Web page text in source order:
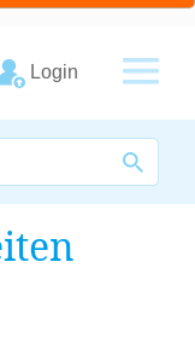
Login